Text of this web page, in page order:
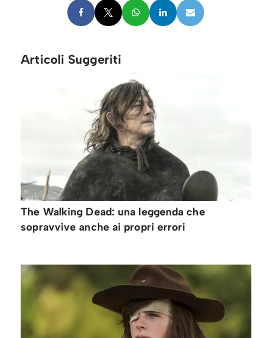
Articoli Suggeriti
The Walking Dead: una leggenda che
sopravvive anche ai propri errori